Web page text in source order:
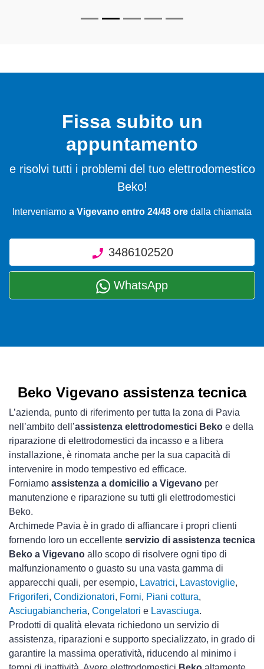
Fissa subito un
appuntamento
e risolvi tutti i problemi del tuo elettrodomestico
Beko!
Interveniamo a Vigevano entro 24/48 ore dalla chiamata
3486102520
WhatsApp
Beko Vigevano assistenza tecnica
L’azienda, punto di riferimento per tutta la zona di Pavia
nell’ambito dell’assistenza elettrodomestici Beko e della
riparazione di elettrodomestici da incasso e a libera
installazione, è rinomata anche per la sua capacità di
intervenire in modo tempestivo ed efficace.
Forniamo assistenza a domicilio a Vigevano per
manutenzione e riparazione su tutti gli elettrodomestici
Beko.
Archimede Pavia è in grado di affiancare i propri clienti
fornendo loro un eccellente servizio di assistenza tecnica
Beko a Vigevano allo scopo di risolvere ogni tipo di
malfunzionamento o guasto su una vasta gamma di
apparecchi quali, per esempio, Lavatrici, Lavastoviglie,
Frigoriferi, Condizionatori, Forni, Piani cottura,
Asciugabiancheria, Congelatori e Lavasciuga.
Prodotti di qualità elevata richiedono un servizio di
assistenza, riparazioni e supporto specializzato, in grado di
garantire la massima operatività, riducendo al minimo i